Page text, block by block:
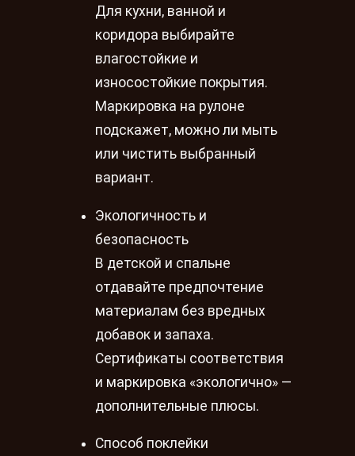
Для кухни, ванной и
коридора выбирайте
влагостойкие и
износостойкие покрытия.
Маркировка на рулоне
подскажет, можно ли мыть
или чистить выбранный
вариант.
Экологичность и
безопасность
В детской и спальне
отдавайте предпочтение
материалам без вредных
добавок и запаха.
Сертификаты соответствия
и маркировка «экологично» —
дополнительные плюсы.
Способ поклейки